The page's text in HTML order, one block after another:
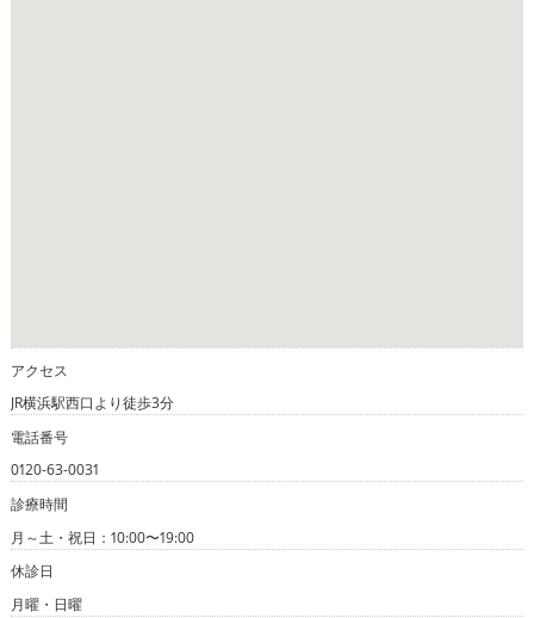
アクセス
JR横浜駅西口より徒歩3分
電話番号
0120-63-0031
診療時間
月～土・祝日：10:00〜19:00
休診日
月曜・日曜